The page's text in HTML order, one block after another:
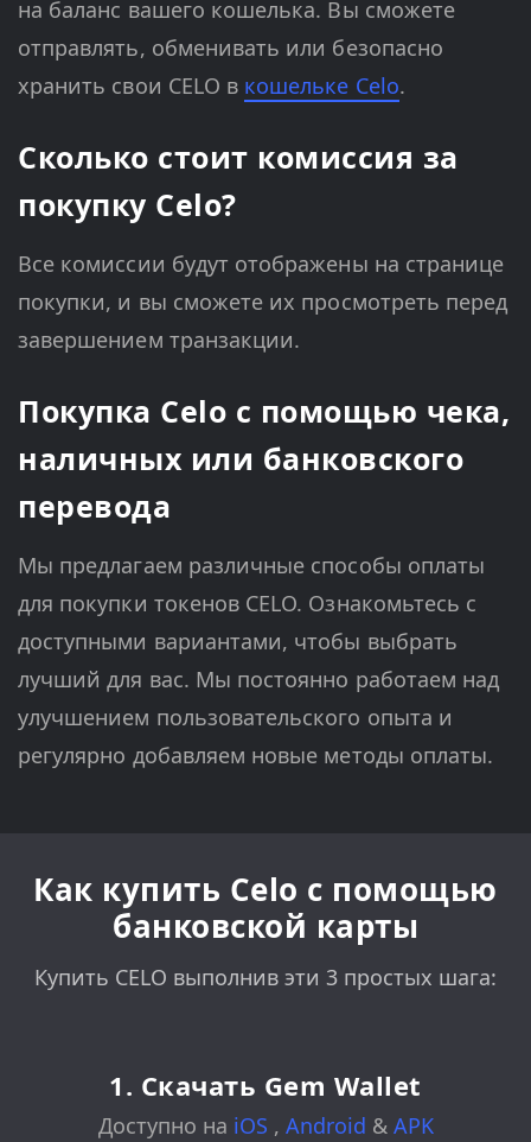
на баланс вашего кошелька. Вы сможете
отправлять, обменивать или безопасно
хранить свои CELO в кошельке Celo.
Сколько стоит комиссия за
покупку Celo?
Все комиссии будут отображены на странице
покупки, и вы сможете их просмотреть перед
завершением транзакции.
Покупка Celo с помощью чека,
наличных или банковского
перевода
Мы предлагаем различные способы оплаты
для покупки токенов CELO. Ознакомьтесь с
доступными вариантами, чтобы выбрать
лучший для вас. Мы постоянно работаем над
улучшением пользовательского опыта и
регулярно добавляем новые методы оплаты.
Как купить Celo с помощью
банковской карты
Купить CELO выполнив эти 3 простых шага:
1. Скачать Gem Wallet
Доступно на iOS , Android & APK